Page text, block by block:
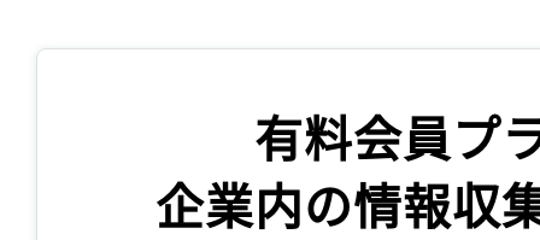
有料会員プ
企業内の情報収